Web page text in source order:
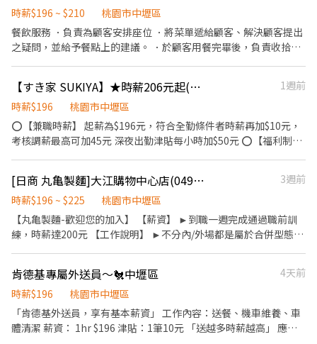
車、腳踏車。 ✅歡迎無餐飲工作經驗、對餐飲業有熱忱的您，加入
三澧餐飲集團。 ----------------------------------------------------
---------------------- 『加入三澧 成為家人』共同創造無限可能。
1998年於台灣成立-日商三澧餐飲集團 HUMAX ASIA，屬於日本
Wondertable餐飲集團在台分公司。 深耕台灣多年的日本與義大利
美食連鎖品牌，旗下六大連鎖餐飲品牌包含， ★義式料理餐廳：
BELLINI CAFFÈ、BELLINI Pasta Pasta、MOLINO手工義大利麵 ★
日式鍋物餐廳：Mo-Mo-Paradise壽喜燒 ★日式天婦羅專門店：天
吉屋、吉天麩羅 全台直營店鋪皆位於各大百貨商場，並持續穩定發
展中。 -------------------------------------------------------------
------------- 【應徵須知】 ①詳閱工作內容後，請審慎提出應徵申
請。 ②履歷初審合適者，將邀請實體面談，初審資格不符者則不另
行通知。 ③錄取的實際任用職稱及薪資，依面談結果與經驗核定職
級。
克員工折扣 🔹滿三個月後可享有福利品咖啡豆⋯等等可選擇 🔹升遷
管道透明且提供學習機會 🔹專業咖啡技能課程、培訓、賽事 🔹每年
免費健康檢查 🔹各式假別、各項補助津貼、獎學金⋯ ☕️☕️☕️ 享受工
務，學習專業的咖啡知識技能，歡迎成為我們的夥伴一起傳遞咖啡
的美好，誠摯邀請熱情活潑的你加入星巴克
時薪$196 ~ $210
桃園市中壢區
餐飲服務 ．負責為顧客安排座位 ．將菜單遞給顧客、解決顧客提出
之疑問，並給予餐點上的建議。 ．於顧客用餐完畢後，負責收拾碗
備和餐具。 ．準備不同餐點所需要的食材。 ．協助測量食材的容量
與重量。 ．負責擺盤、打包外帶服務。
【すき家 SUKIYA】★時薪206元起(含全勤)★中壢中山店
1週前
時薪$196
桃園市中壢區
⭕【兼職時薪】 起薪為$196元，符合全勤條件者時薪再加$10元，
考核調薪最高可加45元 深夜出勤津貼每小時加$50元 ⭕【福利制
健檢 ★勞保、健保，6％勞退提撥 ⭕【工作說明】 《內場》:餐點製
作、食材備料、進貨盤點 《外場》:接待服務顧客、收銀結帳、環境
整潔 用最快速的速度提供美味的牛丼！ 用最有元氣的服務使顧客露
出滿意的笑容！ ★開朗活潑有笑容 ★ＳＯＰ專業流程 ★無經驗可
成為全球第一的連鎖餐飲集團。 我們堅持使用安全及高品質的食
材，當場現點現作提供美味可口的日本國民美食-牛丼/咖哩，並以
格，強調食品安全，顧客安心。不論是單獨一人、與家人一起、朋
友一起，皆可享受用餐的樂趣。
[日商 丸亀製麵]大江購物中心店(049)-長期兼職夥伴｜工讀生｜實習｜彈性排班
3週前
時薪$196 ~ $225
桃園市中壢區
【丸亀製麵-歡迎您的加入】 【薪資】 ►到職一週完成通過職前訓
練，時薪達200元 【工作說明】 ►不分內/外場都是屬於合併型態的
彈性排班08:30-23:00（面試時請於主管確認排班時間） 【薪資福
利】 1. 提供員工餐 2. 國定假日雙倍薪 3. 提供優秀同仁績效獎金 4.
久任獎金 5. 生日禮卷 6. 滿年資享特休假 7.福委會福利補助 ★★多項
福利歡迎您加入我們★★
肯德基專屬外送員～🐔中壢區
4天前
時薪$196
桃園市中壢區
「肯德基外送員，享有基本薪資」 工作內容：送餐、機車維養、車
體清潔 薪資： 1hr $196 津貼：1筆10元 「送越多時薪越高」 應徵